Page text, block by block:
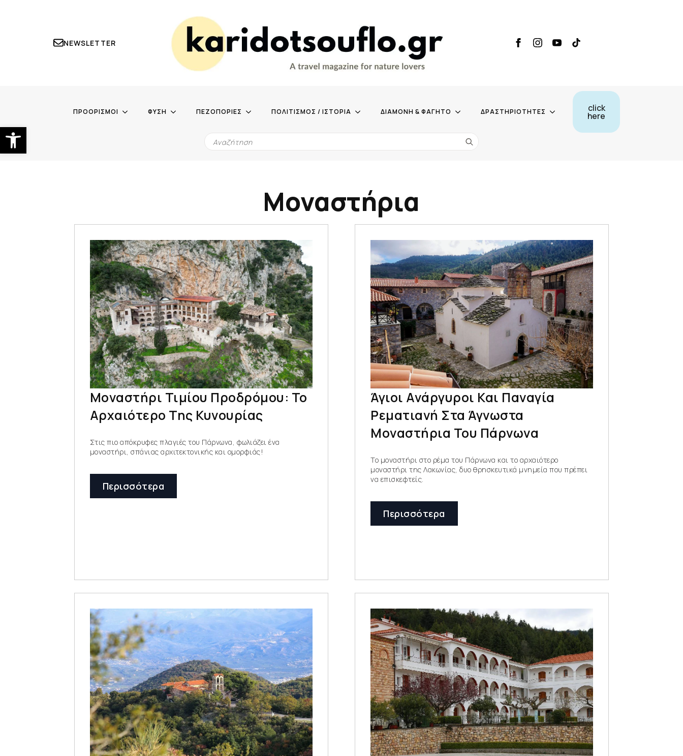
Ανοίξτε τη γραμμή εργαλείων
NEWSLETTER
ΠΡΟΟΡΙΣΜΟΙ ΦΥΣΗ ΠΕΖΟΠΟΡΙΕΣ ΠΟΛΙΤΙΣΜΟΣ / ΙΣΤΟΡΙΑ ΔΙΑΜΟΝΗ & ΦΑΓΗΤΟ ΔΡΑΣΤΗΡΙΟΤΗΤΕΣ click
here
Μοναστήρια
Μοναστήρι Τιμίου Προδρόμου: Το
Αρχαιότερο Της Κυνουρίας
Στις πιο απόκρυφες πλαγιές του Πάρνωνα, φωλιάζει ένα
μοναστήρι, σπάνιας αρχιτεκτονικής και ομορφιάς!
Περισσότερα
Άγιοι Ανάργυροι Και Παναγία
Ρεματιανή Στα Άγνωστα
Μοναστήρια Του Πάρνωνα
Το μοναστήρι στο ρέμα του Πάρνωνα και το αρχαιότερο
μοναστήρι της Λακωνίας, δυο θρησκευτικά μνημεία που πρέπει
να επισκεφτείς.
Περισσότερα